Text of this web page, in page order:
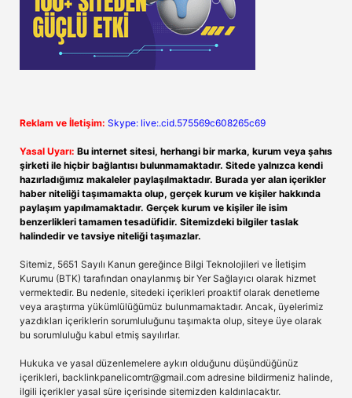
Reklam ve İletişim: Skype: live:.cid.575569c608265c69
Yasal Uyarı: Bu internet sitesi, herhangi bir marka, kurum veya şahıs
şirketi ile hiçbir bağlantısı bulunmamaktadır. Sitede yalnızca kendi
hazırladığımız makaleler paylaşılmaktadır. Burada yer alan içerikler
haber niteliği taşımamakta olup, gerçek kurum ve kişiler hakkında
paylaşım yapılmamaktadır. Gerçek kurum ve kişiler ile isim
benzerlikleri tamamen tesadüfidir. Sitemizdeki bilgiler taslak
halindedir ve tavsiye niteliği taşımazlar.
Sitemiz, 5651 Sayılı Kanun gereğince Bilgi Teknolojileri ve İletişim
Kurumu (BTK) tarafından onaylanmış bir Yer Sağlayıcı olarak hizmet
vermektedir. Bu nedenle, sitedeki içerikleri proaktif olarak denetleme
veya araştırma yükümlülüğümüz bulunmamaktadır. Ancak, üyelerimiz
yazdıkları içeriklerin sorumluluğunu taşımakta olup, siteye üye olarak
bu sorumluluğu kabul etmiş sayılırlar.
Hukuka ve yasal düzenlemelere aykırı olduğunu düşündüğünüz
içerikleri, backlinkpanelicomtr@gmail.com adresine bildirmeniz halinde,
ilgili içerikler yasal süre içerisinde sitemizden kaldırılacaktır.